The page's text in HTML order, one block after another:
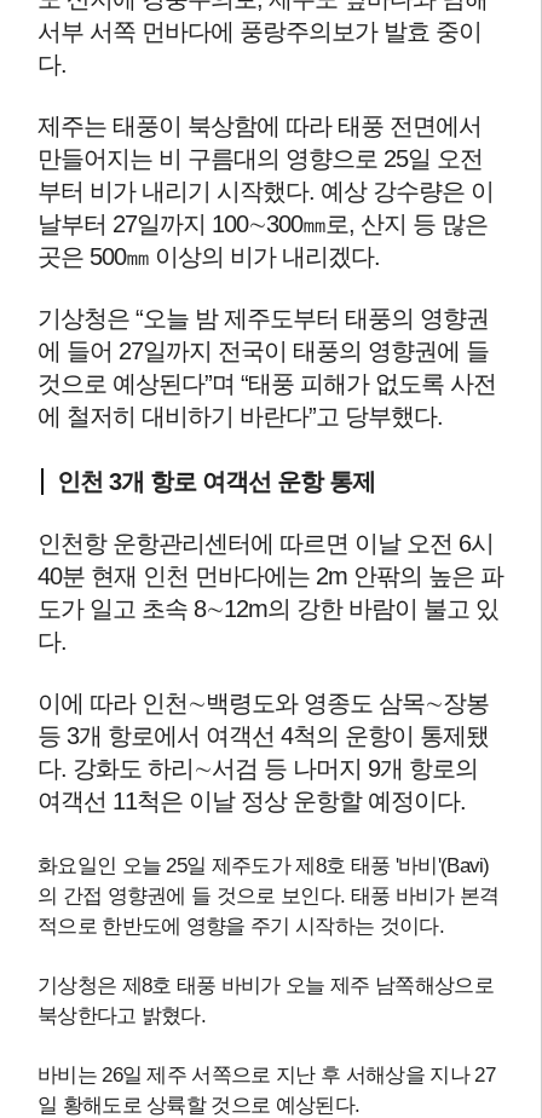
서부 서쪽 먼바다에 풍랑주의보가 발효 중이
다.
제주는 태풍이 북상함에 따라 태풍 전면에서
만들어지는 비 구름대의 영향으로 25일 오전
부터 비가 내리기 시작했다. 예상 강수량은 이
날부터 27일까지 100∼300㎜로, 산지 등 많은
곳은 500㎜ 이상의 비가 내리겠다.
기상청은 “오늘 밤 제주도부터 태풍의 영향권
에 들어 27일까지 전국이 태풍의 영향권에 들
것으로 예상된다”며 “태풍 피해가 없도록 사전
에 철저히 대비하기 바란다”고 당부했다.
인천 3개 항로 여객선 운항 통제
인천항 운항관리센터에 따르면 이날 오전 6시
40분 현재 인천 먼바다에는 2m 안팎의 높은 파
도가 일고 초속 8∼12m의 강한 바람이 불고 있
다.
이에 따라 인천∼백령도와 영종도 삼목∼장봉
등 3개 항로에서 여객선 4척의 운항이 통제됐
다. 강화도 하리∼서검 등 나머지 9개 항로의
여객선 11척은 이날 정상 운항할 예정이다.
화요일인 오늘 25일 제주도가 제8호 태풍 '바비'(Bavi)
의 간접 영향권에 들 것으로 보인다. 태풍 바비가 본격
적으로 한반도에 영향을 주기 시작하는 것이다.
기상청은 제8호 태풍 바비가 오늘 제주 남쪽해상으로
북상한다고 밝혔다.
바비는 26일 제주 서쪽으로 지난 후 서해상을 지나 27
일 황해도로 상륙할 것으로 예상된다.